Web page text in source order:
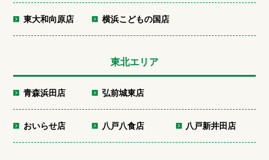
東大和向原店 横浜こどもの国店
東北エリア
青森浜田店 弘前城東店
おいらせ店 八戸八食店 八戸新井田店